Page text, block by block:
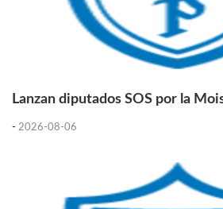
Lanzan diputados SOS por la
- 2026-08-06